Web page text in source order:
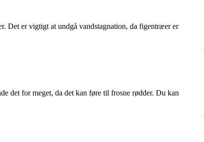
Det er vigtigt at undgå vandstagnation, da figentræer er
det for meget, da det kan føre til frosne rødder. Du kan